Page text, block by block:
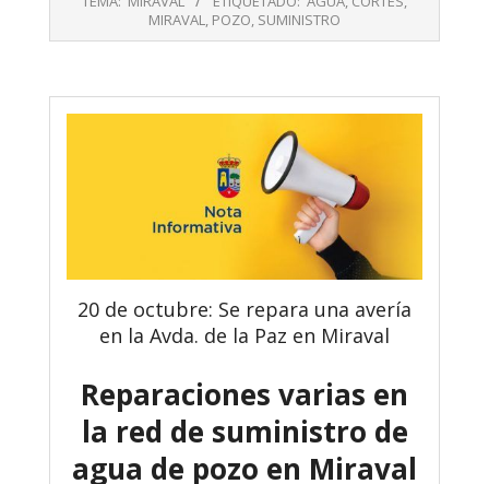
MIRAVAL, POZO, SUMINISTRO
20 de octubre: Se repara una avería
en la Avda. de la Paz en Miraval
Reparaciones varias en
la red de suministro de
agua de pozo en Miraval